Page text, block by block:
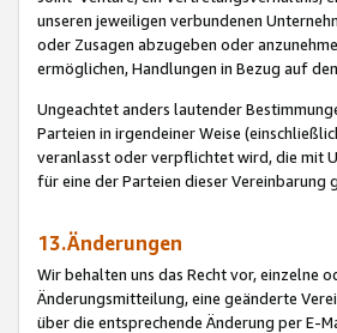
unseren jeweiligen verbundenen
oder Zusagen abzugeben oder
ermöglichen, Handlungen in Bezug auf
Ungeachtet anders lautender
Parteien in irgendeiner Weise
veranlasst oder verpflichtet wird, die mit
für eine der Parteien dieser Vereinbarung
13.Änderungen
Wir behalten uns das Recht vor, einzelne
Änderungsmitteilung, eine geänderte
über die entsprechende Änderung per E-